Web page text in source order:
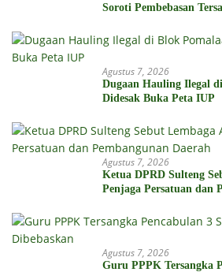
Soroti Pembebasan
Agustus 7, 2026
Dugaan Hauling Ilegal
Didesak Buka Peta IUP
Agustus 7, 2026
Ketua DPRD Sulteng
Penjaga Persatuan dan
Agustus 7, 2026
Guru PPPK Tersangka